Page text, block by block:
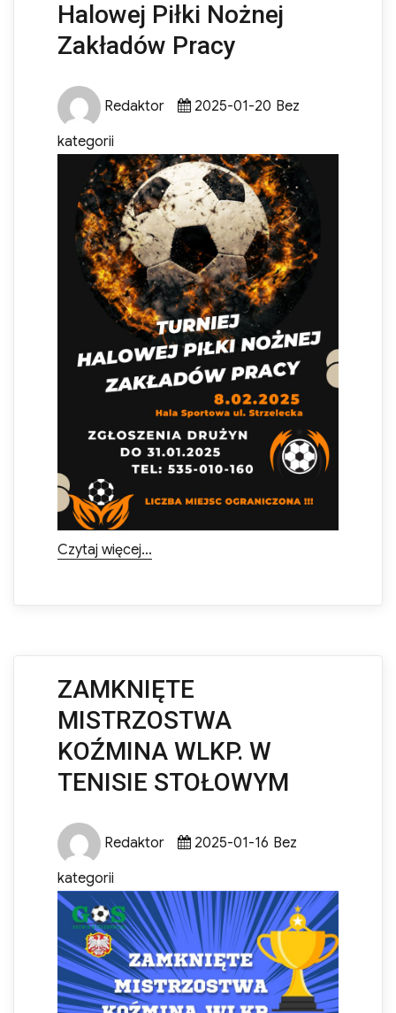
Halowej Piłki Nożnej
Zakładów Pracy
Author
Redaktor
Posted
2025-01-20
Categories
Bez
kategorii
Czytaj więcej…„XVII Otwarty Turniej Halowej Piłki
ZAMKNIĘTE
MISTRZOSTWA
KOŹMINA WLKP. W
TENISIE STOŁOWYM
Author
Redaktor
Posted
2025-01-16
Categories
Bez
kategorii